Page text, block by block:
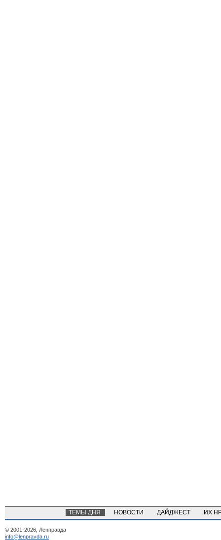
ТЕМЫ ДНЯ НОВОСТИ ДАЙДЖЕСТ ИХ
© 2001-2026, Ленправда
info@lenpravda.ru